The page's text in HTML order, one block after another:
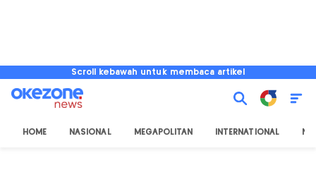
Scroll kebawah untuk membaca artikel
HOME NASIONAL MEGAPOLITAN INTERNATIONAL